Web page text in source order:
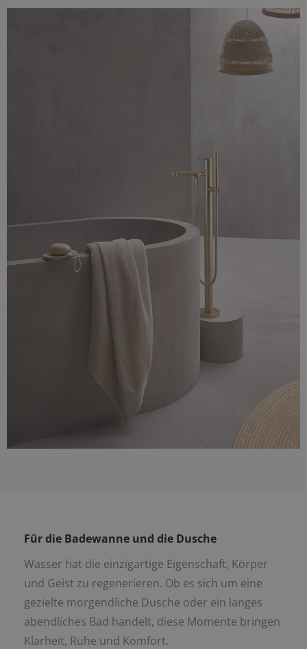
Für die Badewanne und die Dusche
Wasser hat die einzigartige Eigenschaft, Körper
und Geist zu regenerieren. Ob es sich um eine
gezielte morgendliche Dusche oder ein langes
abendliches Bad handelt, diese Momente bringen
Klarheit, Ruhe und Komfort.